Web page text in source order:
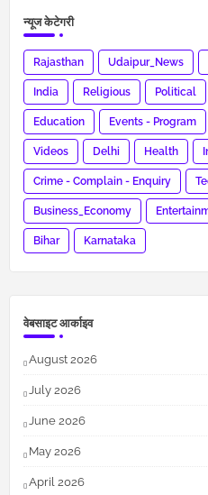
न्यूज केटेगरी
Rajasthan Udaipur_News
India Religious Political
Education Events - Program
Videos Delhi Health
Crime - Complain - Enquiry
Business_Economy
Bihar Karnataka
वेबसाइट आर्काइव
August 2026
July 2026
June 2026
May 2026
April 2026